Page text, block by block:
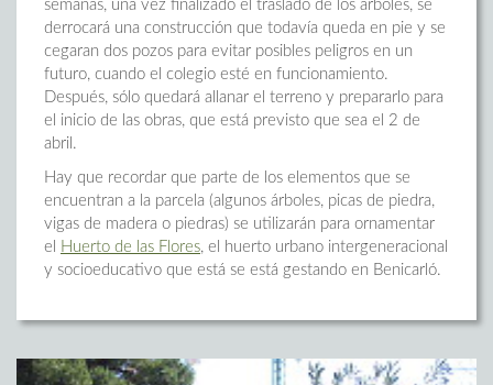
semanas, una vez finalizado el traslado de los árboles, se
derrocará una construcción que todavía queda en pie y se
cegaran dos pozos para evitar posibles peligros en un
futuro, cuando el colegio esté en funcionamiento.
Después, sólo quedará allanar el terreno y prepararlo para
el inicio de las obras, que está previsto que sea el 2 de
abril.
Hay que recordar que parte de los elementos que se
encuentran a la parcela (algunos árboles, picas de piedra,
vigas de madera o piedras) se utilizarán para ornamentar
el
Huerto de las Flores, el huerto urbano intergeneracional
y socioeducativo que está se está gestando en Benicarló.